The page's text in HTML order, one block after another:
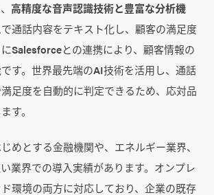
高精度な音声認識技術と豊富な分析機
通話内容をテキスト化し、顧客の満足度
Salesforceとの連携により、顧客情報の
す。世界最先端のAI技術を活用し、通話
足度を自動的に判定できるため、応対品
す。
めとする金融機関や、エネルギー業界、
業界での導入実績があります。オンプレ
環境の両方に対応しており、企業の既存